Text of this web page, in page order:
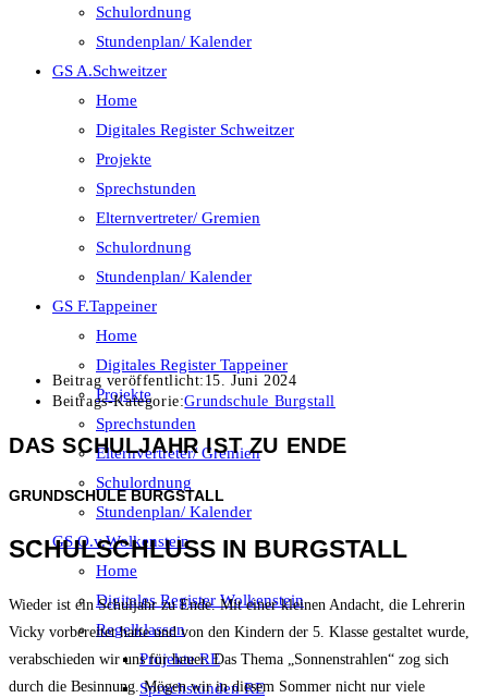
Schulordnung
Stundenplan/ Kalender
GS A.Schweitzer
Home
Digitales Register Schweitzer
Projekte
Sprechstunden
Elternvertreter/ Gremien
Schulordnung
Stundenplan/ Kalender
GS F.Tappeiner
Home
Digitales Register Tappeiner
Projekte
Sprechstunden
Elternvertreter/ Gremien
Schulordnung
Stundenplan/ Kalender
GS O.v.Wolkenstein
Home
Digitales Register Wolkenstein
Regelklassen
Projekte RE
Sprechstunden RE
Beitrag veröffentlicht: 15. Juni 2024
Beitrags-Kategorie:Grundschule Burgstall
DAS SCHULJAHR IST ZU ENDE
GRUNDSCHULE BURGSTALL
SCHULSCHLUSS IN BURGSTALL
Wieder ist ein Schuljahr zu Ende. Mit einer kleinen Andacht, die Lehrerin
Vicky vorbereitet hatte und von den Kindern der 5. Klasse gestaltet wurde,
verabschieden wir uns für heuer. Das Thema „Sonnenstrahlen“ zog sich
durch die Besinnung. Mögen wir in diesem Sommer nicht nur viele